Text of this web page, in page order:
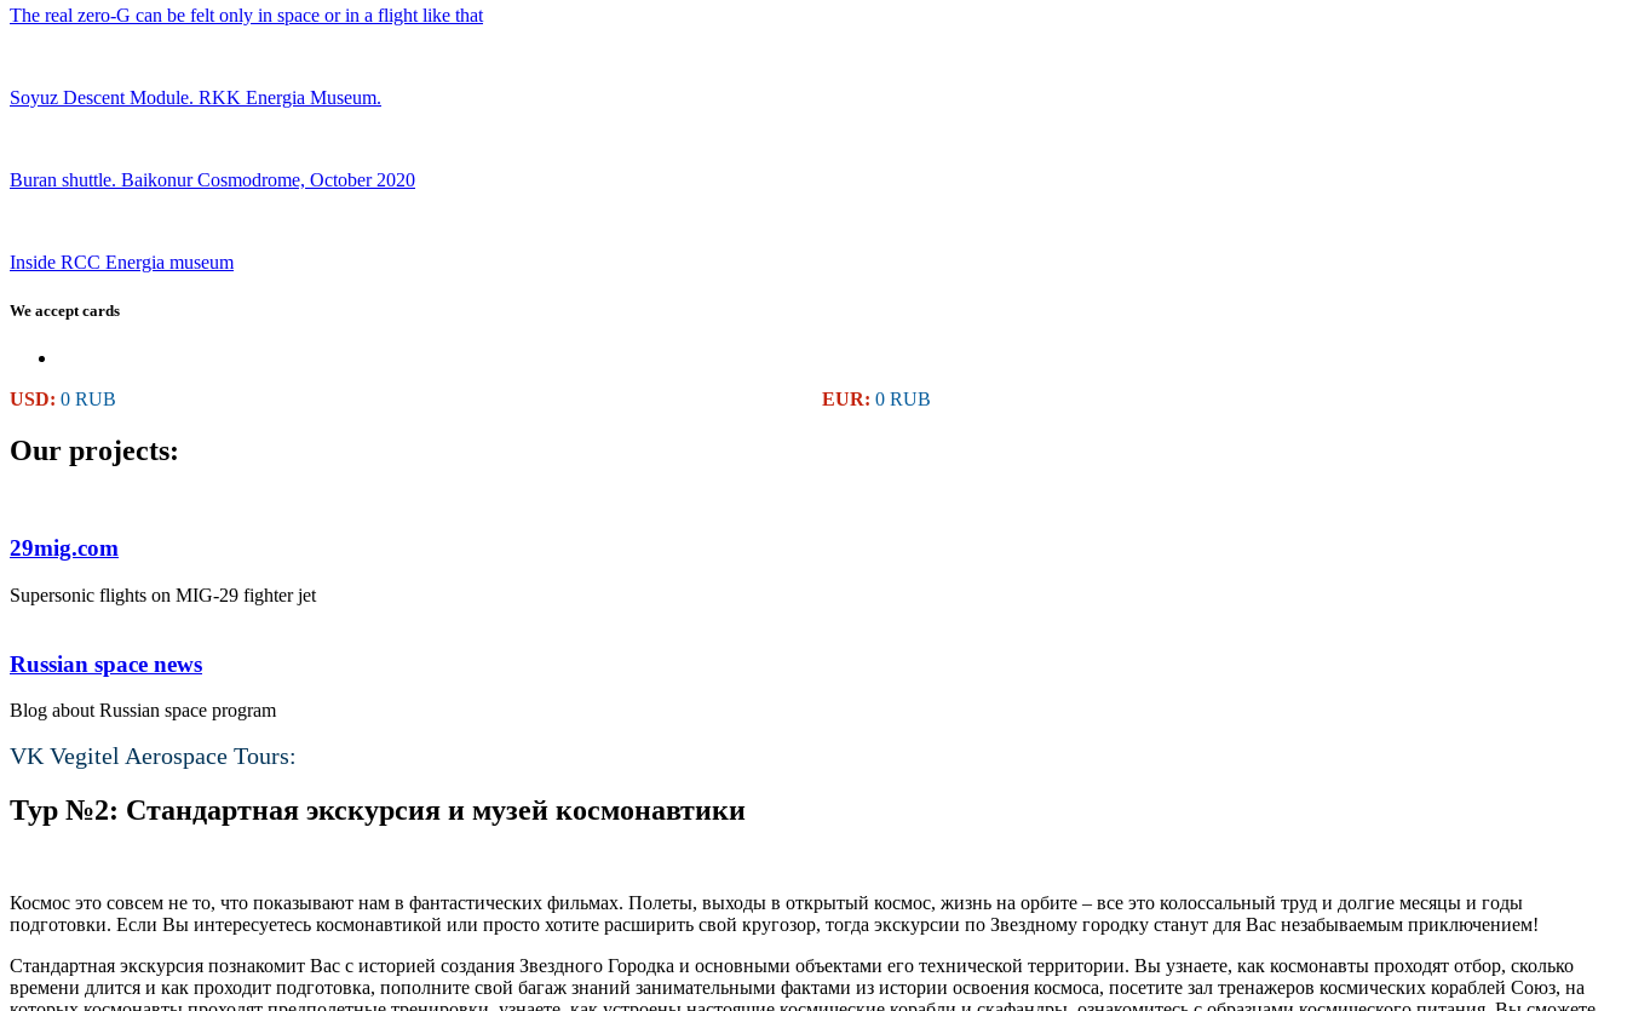
The real zero-G can be felt only in space or in a flight like that
Soyuz Descent Module. RKK Energia Museum.
Buran shuttle. Baikonur Cosmodrome, October 2020
Inside RCC Energia museum
We accept cards
USD: 0 RUB EUR: 0 RUB
Our projects:
29mig.com
Supersonic flights on MIG-29 fighter jet
Russian space news
Blog about Russian space program
VK Vegitel Aerospace Tours:
Тур №2: Стандартная экскурсия и музей космонавтики
Космос это совсем не то, что показывают нам в фантастических фильмах. Полеты, выходы в открытый космос, жизнь на орбите – все это колоссальный труд и долгие месяцы и годы
подготовки. Если Вы интересуетесь космонавтикой или просто хотите расширить свой кругозор, тогда экскурсии по Звездному городку станут для Вас незабываемым приключением!
Стандартная экскурсия познакомит Вас с историей создания Звездного Городка и основными объектами его технической территории. Вы узнаете, как космонавты проходят отбор, сколько
времени длится и как проходит подготовка, пополните свой багаж знаний занимательными фактами из истории освоения космоса, посетите зал тренажеров космических кораблей Союз, на